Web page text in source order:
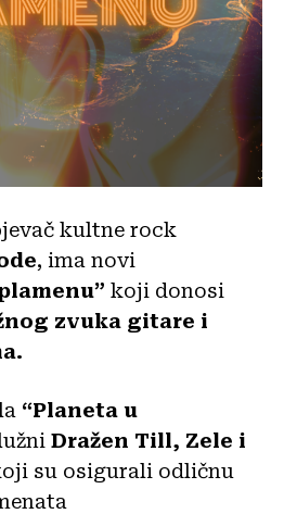
kultne rock
, ima novi
koji donosi
zvuka gitare i
“Planeta u
Dražen Till, Zele i
su osigurali odličnu